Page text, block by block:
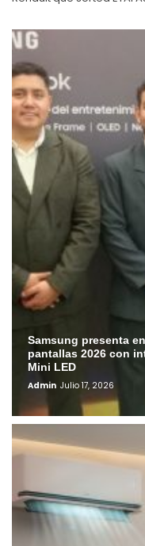
Samsung presenta
pantallas 2026 con
Mini LED
Admin Julio 17, 2026